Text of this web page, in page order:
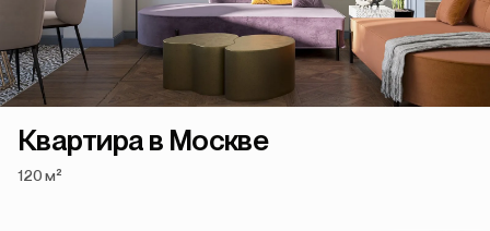
Квартира в Москве
120 м²